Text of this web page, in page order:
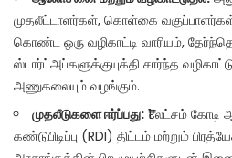
முதலீட்டாளர்கள், கொள்கை
கொண்ட ஒரு வழிகாட்டி வாரியம்,
ஸ்டார்ட்அப்களுக்குயுக்தி சார்ந்த
அணுகலையும் வழங்கும்.
முதலீடுகளை ஈர்ப்பது: ₹1 லட்சம் கோடி
கண்டுபிடிப்பு (RDI) திட்டம் மற்றும்